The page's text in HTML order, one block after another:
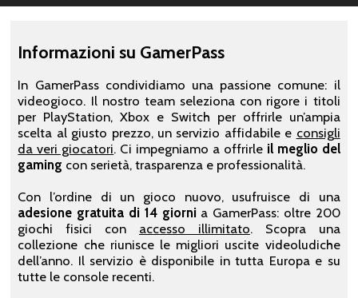
Informazioni su GamerPass
In GamerPass condividiamo una passione comune: il
videogioco. Il nostro team seleziona con rigore i titoli
per PlayStation, Xbox e Switch per offrirle un’ampia
scelta al giusto prezzo, un servizio affidabile e consigli
da veri giocatori. Ci impegniamo a offrirle il meglio del
gaming con serietà, trasparenza e professionalità.
Con l’ordine di un gioco nuovo, usufruisce di una
adesione gratuita di 14 giorni a GamerPass: oltre 200
giochi fisici con accesso illimitato. Scopra una
collezione che riunisce le migliori uscite videoludiche
dell’anno. Il servizio è disponibile in tutta Europa e su
tutte le console recenti.